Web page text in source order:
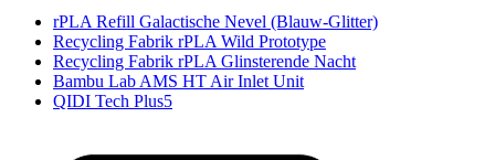
rPLA Refill Galactische Nevel (Blauw-Glitter)
Recycling Fabrik rPLA Wild Prototype
Recycling Fabrik rPLA Glinsterende Nacht
Bambu Lab AMS HT Air Inlet Unit
QIDI Tech Plus5